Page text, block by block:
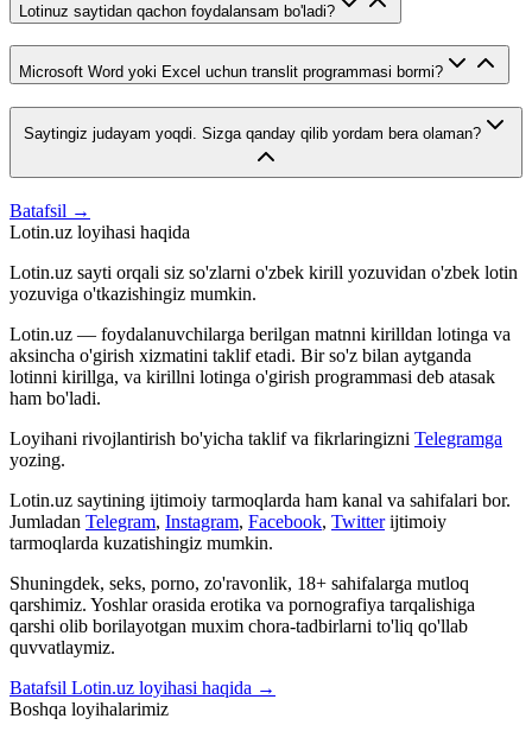
Lotinuz saytidan qachon foydalansam bo'ladi?
Microsoft Word yoki Excel uchun translit programmasi bormi?
Saytingiz judayam yoqdi. Sizga qanday qilib yordam bera olaman?
Batafsil →
Lotin.uz loyihasi haqida
Lotin.uz sayti orqali siz so'zlarni o'zbek kirill yozuvidan o'zbek lotin
yozuviga o'tkazishingiz mumkin.
Lotin.uz — foydalanuvchilarga berilgan matnni kirilldan lotinga va
aksincha o'girish xizmatini taklif etadi. Bir so'z bilan aytganda
lotinni kirillga, va kirillni lotinga o'girish programmasi deb atasak
ham bo'ladi.
Loyihani rivojlantirish bo'yicha taklif va fikrlaringizni Telegramga
yozing.
Lotin.uz saytining ijtimoiy tarmoqlarda ham kanal va sahifalari bor.
Jumladan Telegram, Instagram, Facebook, Twitter ijtimoiy
tarmoqlarda kuzatishingiz mumkin.
Shuningdek, seks, porno, zo'ravonlik, 18+ sahifalarga mutloq
qarshimiz. Yoshlar orasida erotika va pornografiya tarqalishiga
qarshi olib borilayotgan muxim chora-tadbirlarni to'liq qo'llab
quvvatlaymiz.
Batafsil Lotin.uz loyihasi haqida →
Boshqa loyihalarimiz